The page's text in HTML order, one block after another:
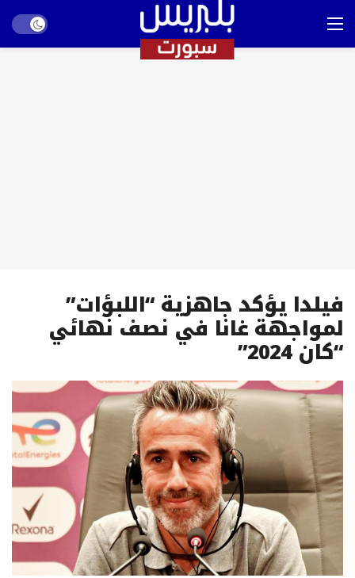
mode
فيلدا يؤكد جاهزية “اللبؤات”
لمواجهة غانا في نصف نهائي
“كان 2024”